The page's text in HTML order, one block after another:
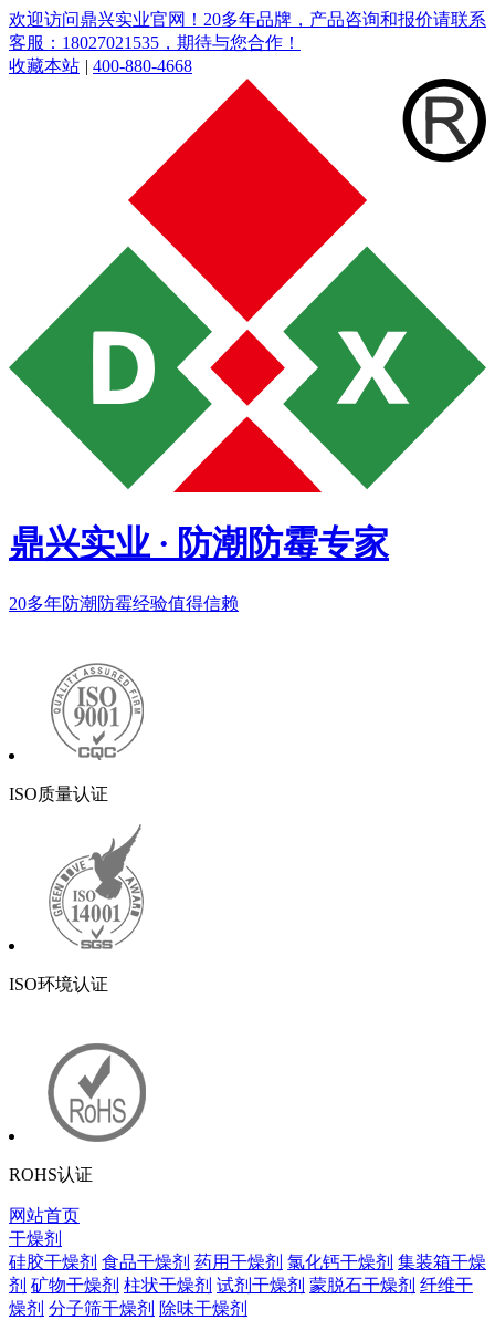
欢迎访问鼎兴实业官网！20多年品牌，产品咨询和报价请联系
客服：18027021535，期待与您合作！
收藏本站 | 400-880-4668
鼎兴实业 · 防潮防霉专家
20多年防潮防霉经验值得信赖
ISO质量认证
ISO环境认证
ROHS认证
网站首页
干燥剂
硅胶干燥剂 食品干燥剂 药用干燥剂 氯化钙干燥剂 集装箱干燥
剂 矿物干燥剂 柱状干燥剂 试剂干燥剂 蒙脱石干燥剂 纤维干
燥剂 分子筛干燥剂 除味干燥剂